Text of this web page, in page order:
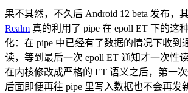
果不其然，不久后 Android 12 beta 发布，
Realm 真的利用了 pipe 在 epoll ET 下的这
化：在 pipe 中已经有了数据的情况下收到
读，等到最后一次 epoll ET 通知才一次性
在内核修改成严格的 ET 语义之后，第一次
后面即便再往 pipe 里写入数据也不会再发